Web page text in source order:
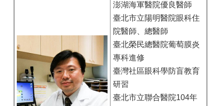
澎湖海軍醫院優良醫師
臺北市立陽明醫院眼科住
院醫師、總醫師
臺北榮民總醫院葡萄膜炎
專科進修
臺灣社區眼科學防盲教育
研習
臺北市立聯合醫院104年